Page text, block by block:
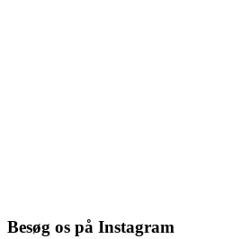
Besøg os på Instagram